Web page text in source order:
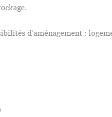
d’aménagement :